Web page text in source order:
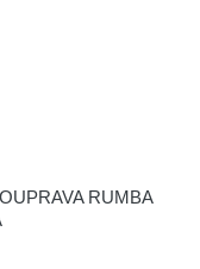
RUMBA